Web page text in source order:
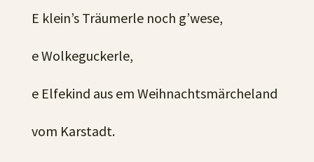
E klein’s Träumerle noch g’wese,
e Wolkeguckerle,
e Elfekind aus em Weihnachtsmärcheland
vom Karstadt.